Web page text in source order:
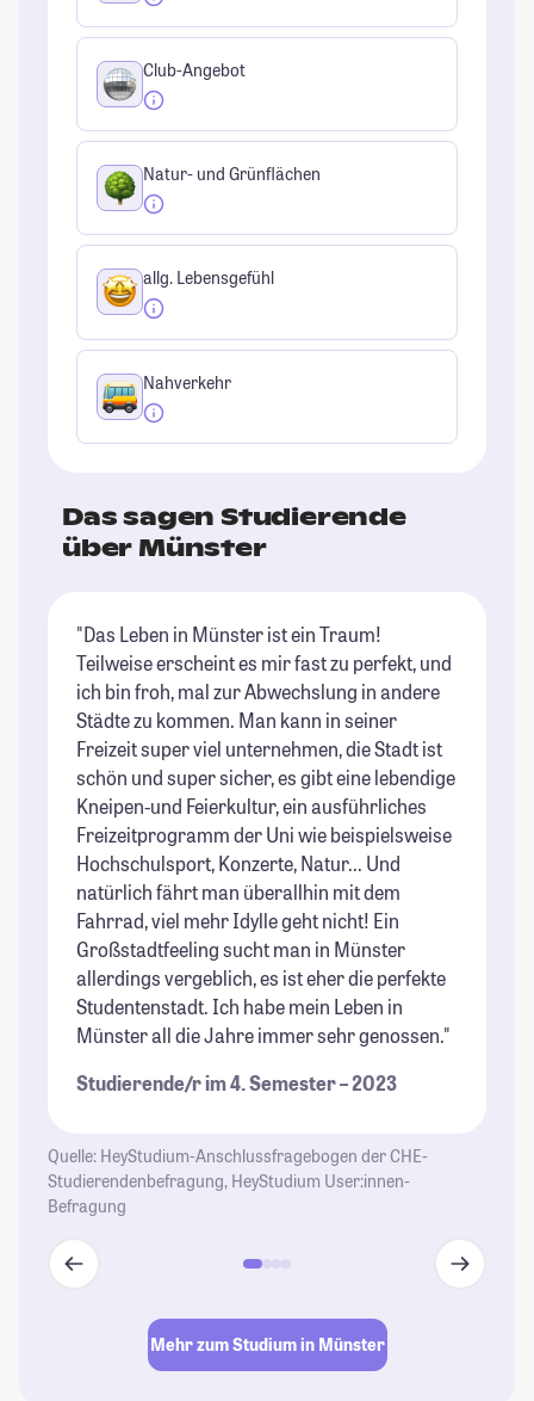
Club-Angebot
Natur- und Grünflächen
allg. Lebensgefühl
Nahverkehr
Das sagen Studierende
über Münster
"Das Leben in Münster ist ein Traum!
Teilweise erscheint es mir fast zu perfekt, und
ich bin froh, mal zur Abwechslung in andere
Städte zu kommen. Man kann in seiner
Freizeit super viel unternehmen, die Stadt ist
schön und super sicher, es gibt eine lebendige
Kneipen-und Feierkultur, ein ausführliches
Freizeitprogramm der Uni wie beispielsweise
Hochschulsport, Konzerte, Natur... Und
natürlich fährt man überallhin mit dem
Fahrrad, viel mehr Idylle geht nicht! Ein
Großstadtfeeling sucht man in Münster
allerdings vergeblich, es ist eher die perfekte
Studentenstadt. Ich habe mein Leben in
Münster all die Jahre immer sehr genossen."
Studierende/r im 4. Semester – 2023
Quelle: HeyStudium-Anschlussfragebogen der CHE-
Studierendenbefragung, HeyStudium User:innen-
Befragung
Mehr zum Studium in Münster